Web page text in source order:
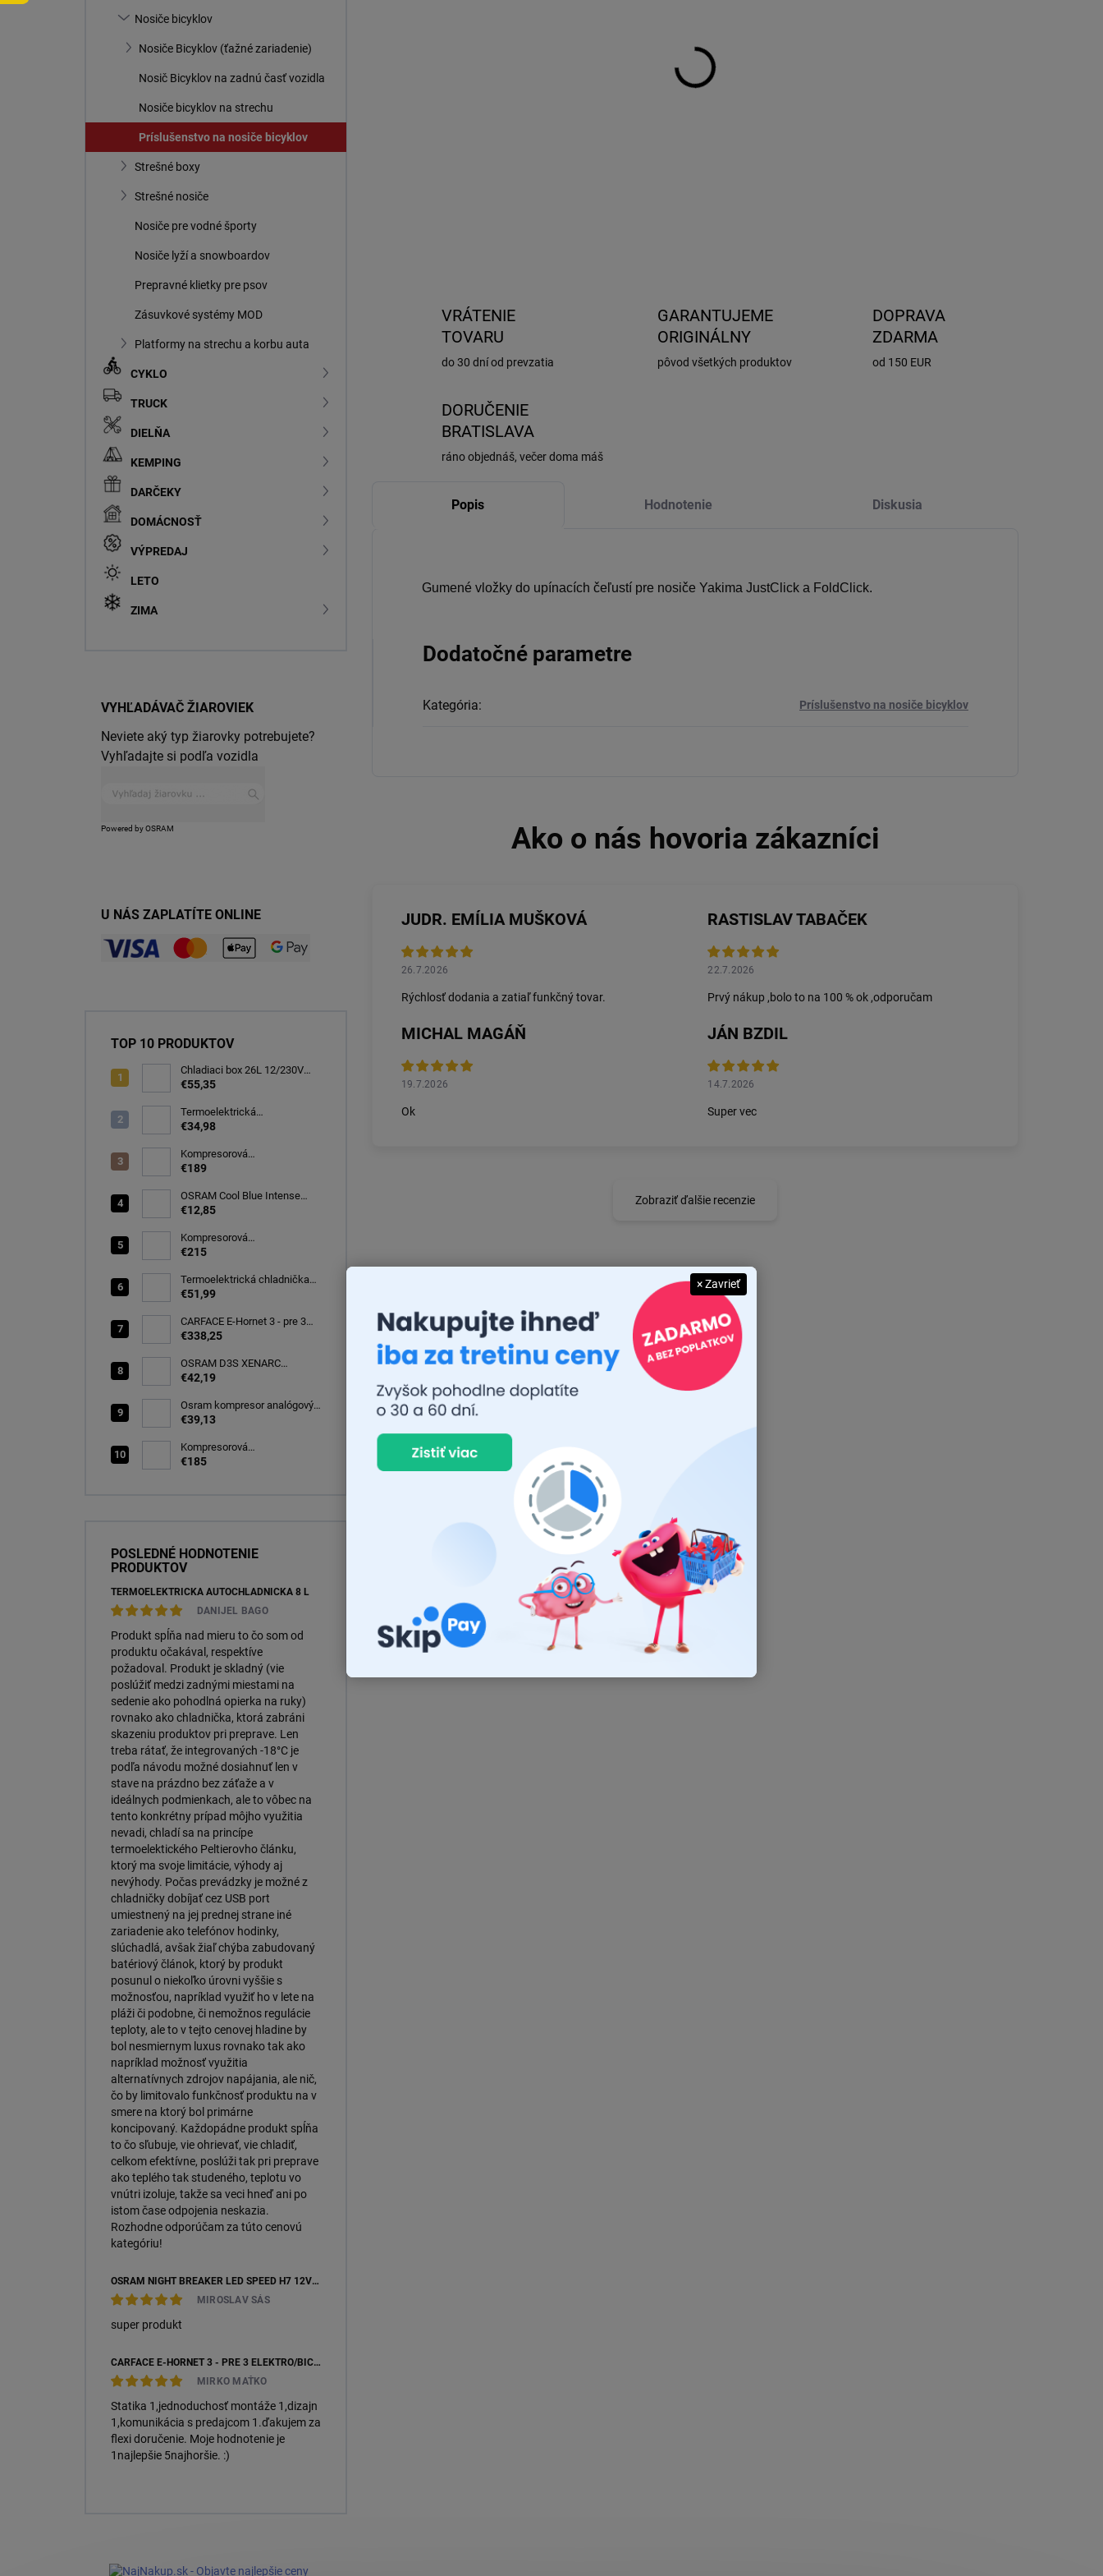
Nosiče bicyklov
Nosiče Bicyklov (ťažné zariadenie)
Nosič Bicyklov na zadnú časť vozidla
Nosiče bicyklov na strechu
Príslušenstvo na nosiče bicyklov
Strešné boxy
Strešné nosiče
Nosiče pre vodné športy
Nosiče lyží a snowboardov
Prepravné klietky pre psov
Zásuvkové systémy MOD
Platformy na strechu a korbu auta
CYKLO
TRUCK
DIELŇA
KEMPING
DARČEKY
DOMÁCNOSŤ
VÝPREDAJ
LETO
ZIMA
VYHĽADÁVAČ ŽIAROVIEK
Neviete aký typ žiarovky potrebujete?
Vyhľadajte si podľa vozidla
Powered by OSRAM
U NÁS ZAPLATÍTE ONLINE
TOP 10 PRODUKTOV
Chladiaci box 26L 12/230V
autochladnička, modrá
€55,35
Termoelektrická
autochladnička 8 l
€34,98
Kompresorová
autochladnička 32 litrov, -20C
€189
OSRAM Cool Blue Intense
(NEXT GEN) H7 PX26d 12V
(64210CBN-2HB)
€12,85
Kompresorová
autochladnička 40 litrov, -22C
€215
Termoelektrická chladnička
CARFACE 29 litrov -20C
€51,99
CARFACE E-Hornet 3 - pre 3
elektro/bicykle
€338,25
OSRAM D3S XENARC
ORIGINAL SPARE 35W
€42,19
Osram kompresor analógový
s tesniacou hmotou opravná
(OTSK6ESN)
€39,13
Kompresorová
autochladnička 25 litrov, -20C
€185
POSLEDNÉ HODNOTENIE
PRODUKTOV
TERMOELEKTRICKÁ AUTOCHLADNIČKA 8 L
DANIJEL BAGO
Produkt spĺňa nad mieru to čo som od
produktu očakával, respektíve
požadoval. Produkt je skladný (vie
poslúžiť medzi zadnými miestami na
sedenie ako pohodlná opierka na ruky)
rovnako ako chladnička, ktorá zabráni
skazeniu produktov pri preprave. Len
treba rátať, že integrovaných -18°C je
podľa návodu možné dosiahnuť len v
stave na prázdno bez záťaže a v
ideálnych podmienkach, ale to vôbec na
tento konkrétny prípad môjho využitia
nevadi, chladí sa na princípe
termoelektického Peltierovho článku,
ktorý ma svoje limitácie, výhody aj
nevýhody. Počas prevádzky je možné z
chladničky dobíjať cez USB port
umiestnený na jej prednej strane iné
zariadenie ako telefónov hodinky,
slúchadlá, avšak žiaľ chýba zabudovaný
batériový článok, ktorý by produkt
posunul o niekoľko úrovni vyššie s
možnosťou, napríklad využiť ho v lete na
pláži či podobne, či nemožnos regulácie
teploty, ale to v tejto cenovej hladine by
bol nesmiernym luxus rovnako tak ako
napríklad možnosť využitia
alternatívnych zdrojov napájania, ale nič,
čo by limitovalo funkčnosť produktu na v
smere na ktorý bol primárne
koncipovaný. Každopádne produkt spĺňa
to čo sľubuje, vie ohrievať, vie chladiť,
celkom efektívne, poslúži tak pri preprave
ako teplého tak studeného, teplotu vo
vnútri izoluje, takže sa veci hneď ani po
istom čase odpojenia neskazia.
Rozhodne odporúčam za túto cenovú
kategóriu!
OSRAM NIGHT BREAKER LED SPEED H7 12V 16W 6000K +450 % (64210DWNBSP450-2HB) – 2KS, ECOPACK
MIROSLAV SÁS
super produkt
CARFACE E-HORNET 3 - PRE 3 ELEKTRO/BICYKLE
MIRKO MAŤKO
Statika 1,jednoduchosť montáže 1,dizajn
1,komunikácia s predajcom 1.ďakujem za
flexi doručenie. Moje hodnotenie je
1najlepšie 5najhoršie. :)
VRÁTENIE
TOVARU
do 30 dní od prevzatia
GARANTUJEME
ORIGINÁLNY
pôvod všetkých produktov
DOPRAVA
ZDARMA
od 150 EUR
DORUČENIE
BRATISLAVA
ráno objednáš, večer doma máš
Popis Hodnotenie Diskusia
Gumené vložky do upínacích čeľustí pre nosiče Yakima JustClick a FoldClick.
Dodatočné parametre
Kategória: Príslušenstvo na nosiče bicyklov
JUDR. EMÍLIA MUŠKOVÁ
26.7.2026
Rýchlosť dodania a zatiaľ funkčný tovar.
RASTISLAV TABAČEK
22.7.2026
Prvý nákup ,bolo to na 100 % ok ,odporučam
MICHAL MAGÁŇ
19.7.2026
Ok
JÁN BZDIL
14.7.2026
Super vec
Zobraziť ďalšie recenzie
× Zavrieť